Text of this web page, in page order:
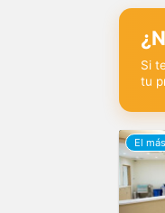
Si
tu